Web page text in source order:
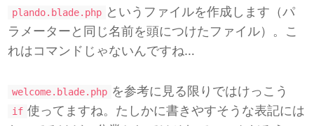
plando.blade.php というファイルを作成します（パ
ラメーターと同じ名前を頭につけたファイル）。こ
れはコマンドじゃないんですね…
welcome.blade.php を参考に見る限りではけっこう
if 使ってますね。たしかに書きやすそうな表記には